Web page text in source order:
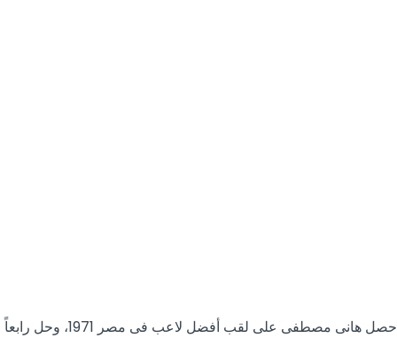
حصل هانى مصطفى على لقب أفضل لاعب فى مصر 1971، وحل رابعاً